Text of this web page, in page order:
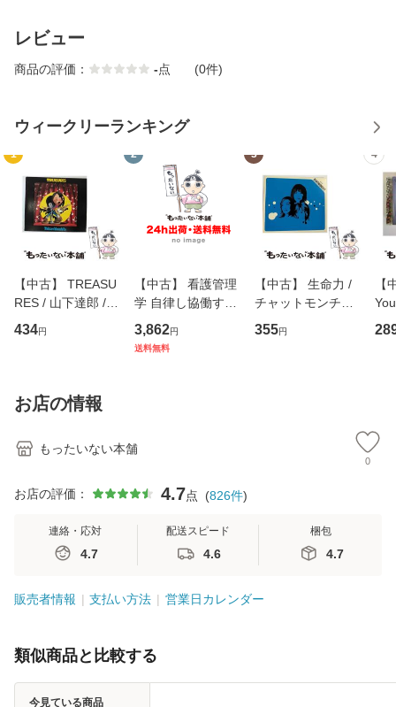
レビュー
商品の評価： -点 (0件)
ウィークリーランキング
1
【中古】 TREASU
RES / 山下達郎 /
イーストウエス
ト・ジャパン [CD]
434円
2
【中古】 看護管理
学 自律し協働する
専門職の看護マネ
ジメントスキル 改
3,862円
送料無料
3
【中古】 生命力 /
チャットモンチー /
キューンレコード
[CD]【メール便送
355円
4
【
のが
お店の情報
もったいない本舗
0
お店の評価： 4.7点 (826件)
連絡・応対
4.7
配送スピード
4.6
梱包
4.7
販売者情報 支払い方法 営業日カレンダー
類似商品と比較する
今見ている商品